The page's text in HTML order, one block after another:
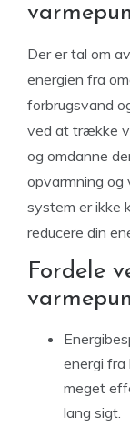
Der er tal om
energien fra
forbrugsvand
ved at trække
og omdanne
opvarmning og
system er ikke
reducere din
Fordele
energi fra
meget
lang sigt.